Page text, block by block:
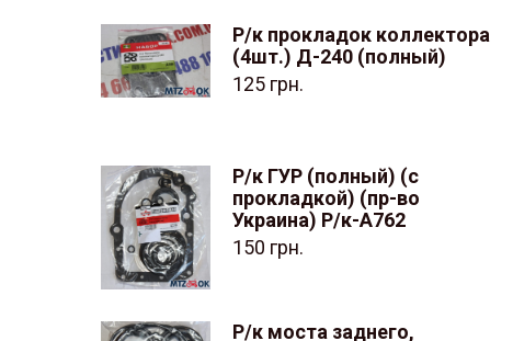
Р/к прокладок коллектора
(4шт.) Д-240 (полный)
125 грн.
Р/к ГУР (полный) (с
прокладкой) (пр-во
Украина) Р/к-А762
150 грн.
Р/к моста заднего,